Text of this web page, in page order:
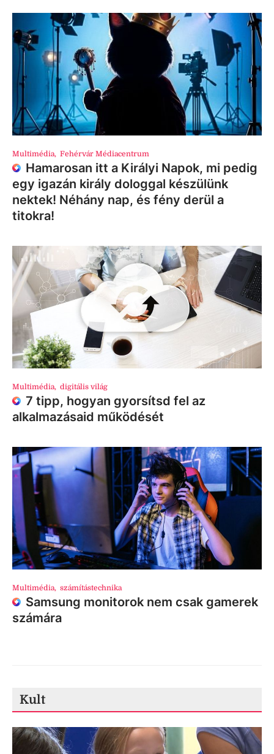
Multimédia, Fehérvár Médiacentrum
Hamarosan itt a Királyi Napok, mi pedig
egy igazán király dologgal készülünk
nektek! Néhány nap, és fény derül a
titokra!
Multimédia, digitális világ
7 tipp, hogyan gyorsítsd fel az
alkalmazásaid működését
Multimédia, számítástechnika
Samsung monitorok nem csak gamerek
számára
Kult